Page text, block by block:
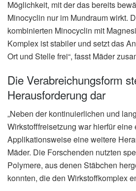
Möglichkeit, mit der das bereits
Minocyclin nur im Mundraum wirkt.
kombinierten Minocyclin mit
Komplex ist stabiler und setzt das
Ort und Stelle frei“, fasst Mäder
Die Verabreichungsform
Herausforderung dar
„Neben der kontinuierlichen und
Wirkstofffreisetzung war hierfür eine
Applikationsweise eine weitere
Mäder. Die Forschenden nutzten
Polymere, aus denen Stäbchen
konnten, die den Wirkstoffkomplex